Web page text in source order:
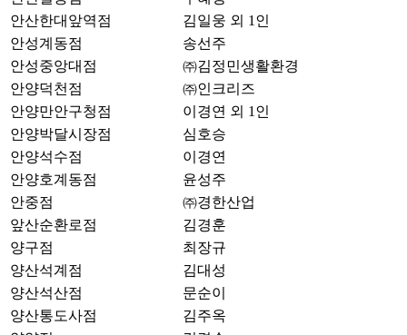
안산한대앞역점
김일웅 외 1인
안성계동점
송선주
안성중앙대점
㈜김정민생활환경
안양덕천점
㈜인크리즈
안양만안구청점
이경연 외 1인
안양박달시장점
심호승
안양석수점
이경연
안양호계동점
윤성주
안중점
㈜경한산업
앞산순환로점
김경훈
양구점
최장규
양산석계점
김대성
양산석산점
문순이
양산통도사점
김주옥